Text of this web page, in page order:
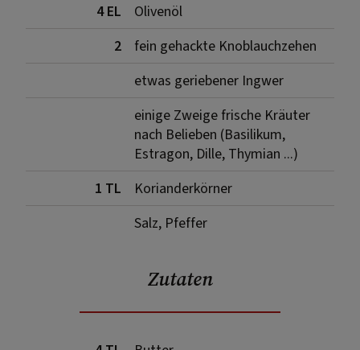
4 EL
Olivenöl
2
fein gehackte Knoblauchzehen
etwas geriebener Ingwer
einige Zweige frische Kräuter
nach Belieben (Basilikum,
Estragon, Dille, Thymian ...)
1 TL
Korianderkörner
Salz, Pfeffer
Zutaten